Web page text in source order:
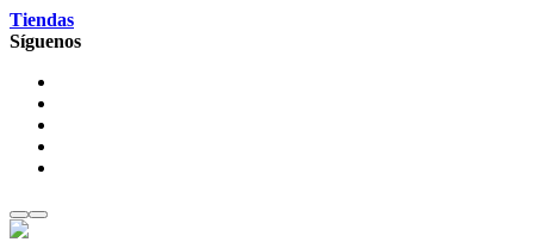
Tiendas
Síguenos